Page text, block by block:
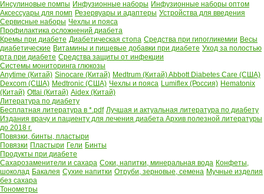
Инсулиновые помпы Инфузионные наборы Инфузионные наборы оптом
Аксессуары для помп Резервуары и адаптеры Устройства для введения
Сервисные наборы Чехлы и пояса
Профилактика осложнений диабета
Кремы при диабете Диабетическая стопа Средства при гипогликемии Весы
диабетические Витамины и пищевые добавки при диабете Уход за полостью
рта при диабете Средства защиты от инфекции
Системы мониторинга глюкозы
Anytime (Китай) Sinocare (Китай) Medtrum (Китай)Abbott Diabetes Care (США)
Dexcom (США) Medtronic (США) Чехлы и пояса Lumiflex (Россия) Hematonix
(Китай) Ottai (Китай) Aidex (Китай)
Литература по диабету
Бесплатная литература в *.pdf Лучшая и актуальная литература по диабету
Издания врачу и пациенту для лечения диабета Архив полезной литературы
до 2018 г.
Повязки, бинты, пластыри
Повязки Пластыри Гели Бинты
Продукты при диабете
Сахарозаменители и сахара Соки, напитки, минеральная вода Конфеты,
шоколад Бакалея Сухие напитки Отруби, зерновые, семена Мучные изделия
без сахара
Тонометры